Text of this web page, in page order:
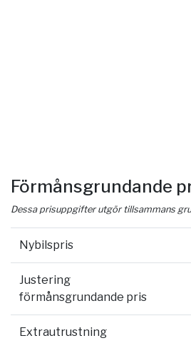
Förmånsgrundande
Dessa prisuppgifter utgör tillsammans
Nybilspris
Justering
förmånsgrundande pris
Extrautrustning